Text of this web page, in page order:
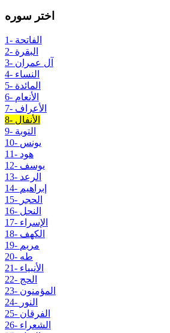
اختر سوره
1- الفاتحة
2- البقرة
3- آل عمران
4- النساء
5- المائدة
6- الأنعام
7- الأعراف
8- الأنفال
9- التوبة
10- يونس
11- هود
12- يوسف
13- الرعد
14- إبراهيم
15- الحجر
16- النحل
17- الإسراء
18- الكهف
19- مريم
20- طه
21- الأنبياء
22- الحج
23- المؤمنون
24- النور
25- الفرقان
26- الشعراء